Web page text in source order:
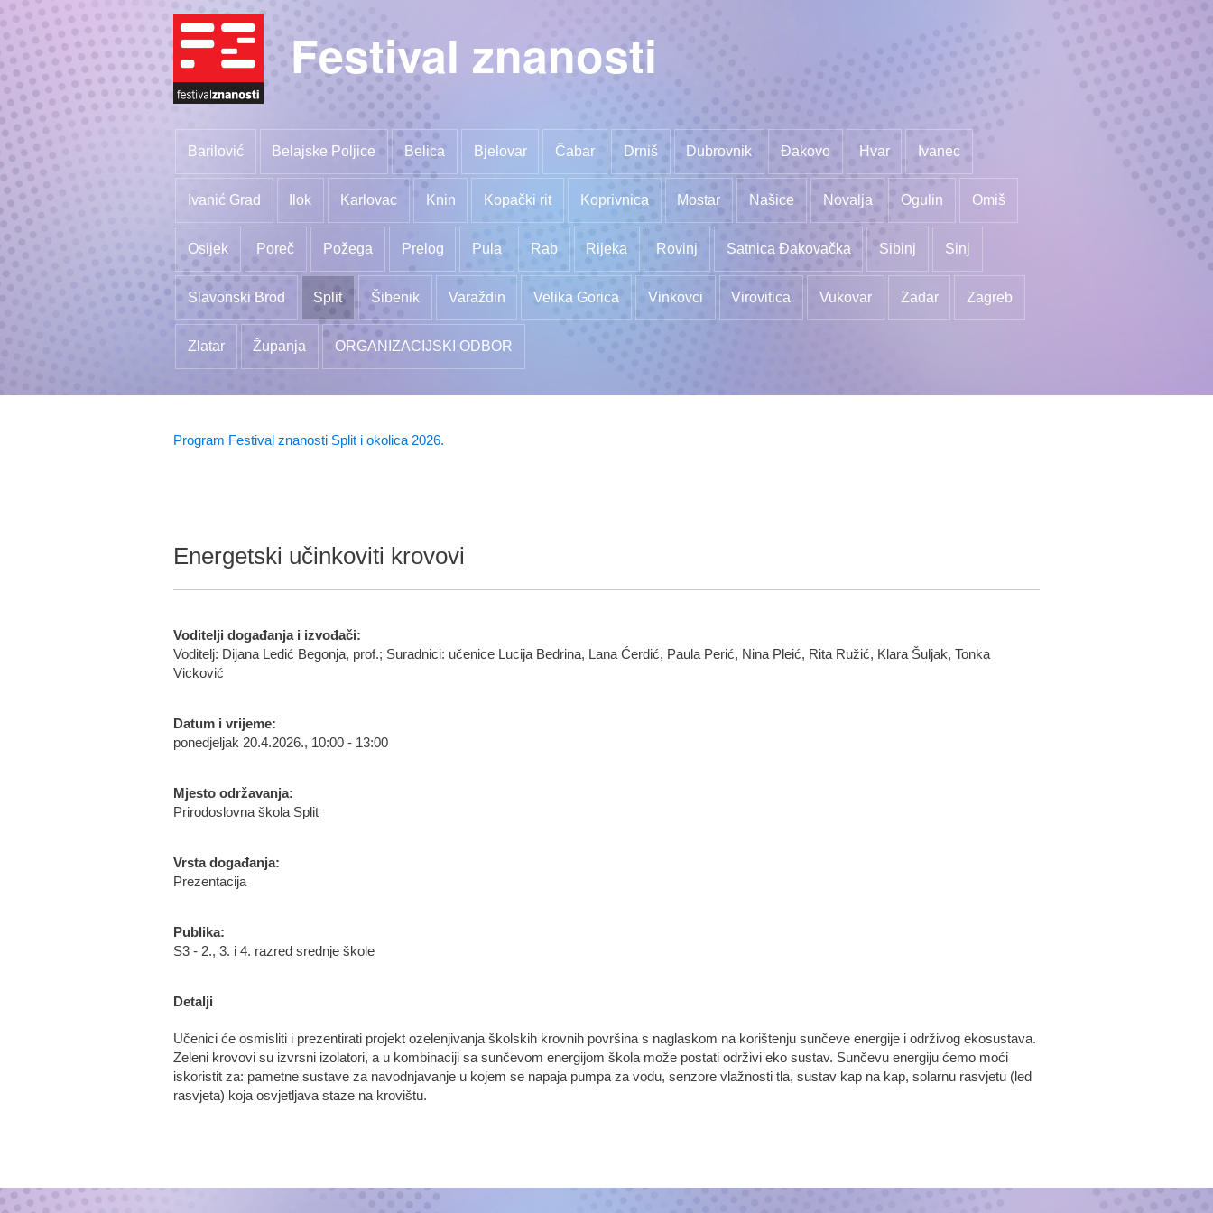
Festival znanosti
Barilović Belajske Poljice Belica Bjelovar Čabar Drniš Dubrovnik Đakovo Hvar Ivanec
Ivanić Grad Ilok Karlovac Knin Kopački rit Koprivnica Mostar Našice Novalja Ogulin Omiš
Osijek Poreč Požega Prelog Pula Rab Rijeka Rovinj Satnica Đakovačka Sibinj Sinj
Slavonski Brod Split Šibenik Varaždin Velika Gorica Vinkovci Virovitica Vukovar Zadar Zagreb
Zlatar Županja ORGANIZACIJSKI ODBOR
Program Festival znanosti Split i okolica 2026.
Energetski učinkoviti krovovi
Voditelji događanja i izvođači:
Voditelj: Dijana Ledić Begonja, prof.; Suradnici: učenice Lucija Bedrina, Lana Ćerdić, Paula Perić, Nina Pleić, Rita Ružić, Klara Šuljak, Tonka
Vicković
Datum i vrijeme:
ponedjeljak 20.4.2026., 10:00 - 13:00
Mjesto održavanja:
Prirodoslovna škola Split
Vrsta događanja:
Prezentacija
Publika:
S3 - 2., 3. i 4. razred srednje škole
Detalji
Učenici će osmisliti i prezentirati projekt ozelenjivanja školskih krovnih površina s naglaskom na korištenju sunčeve energije i održivog ekosustava.
Zeleni krovovi su izvrsni izolatori, a u kombinaciji sa sunčevom energijom škola može postati održivi eko sustav. Sunčevu energiju ćemo moći
iskoristit za: pametne sustave za navodnjavanje u kojem se napaja pumpa za vodu, senzore vlažnosti tla, sustav kap na kap, solarnu rasvjetu (led
rasvjeta) koja osvjetljava staze na krovištu.